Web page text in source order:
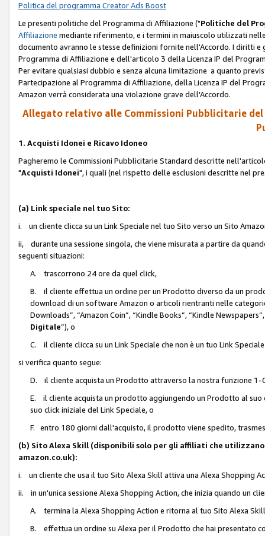
Politica del programma Creator Ads Boost
Le presenti politiche del Programma di Affiliazione ("Politiche del
Affiliazione mediante riferimento, e i termini in maiuscolo utilizzati
documento avranno le stesse definizioni fornite nell'Accordo. I diritti
Programma di Affiliazione e dell'articolo 3 della Licenza IP del
Per evitare qualsiasi dubbio e senza alcuna limitazione a quanto
Partecipazione al Programma di Affiliazione, della Licenza IP del
Amazon verrà considerata una violazione grave dell'Accordo.
Allegato relativo alle Commissioni Pubblicitarie
1. Acquisti Idonei e Ricavo Idoneo
Pagheremo le Commissioni Pubblicitarie Standard descritte
"Acquisti Idonei", i quali (nel rispetto delle esclusioni descritte nel
(a) Link speciale nel tuo Sito:
i. un cliente clicca su un Link Speciale nel tuo Sito verso un Sito
ii, durante una sessione singola, che viene misurata a partire da
seguenti situazioni:
A. trascorrono 24 ore da quel click,
B. il cliente effettua un ordine per un Prodotto diverso da un
download di un software Amazon o articoli rientranti nelle categorie
Downloads”, “Amazon Coin”, “Kindle Books”, “Kindle
Digitale”), o
C. il cliente clicca su un Link Speciale che non è un tuo Link
si verifica quanto segue:
D. il cliente acquista un Prodotto attraverso la nostra funzione 1-
E. il cliente acquista un prodotto aggiungendo un Prodotto al
suo click iniziale del Link Speciale, o
F. entro 180 giorni dall'acquisto, il prodotto viene spedito,
(b) Sito Alexa Skill (disponibili solo per gli affiliati che
amazon.co.uk):
i. un cliente che usa il tuo Sito Alexa Skill attiva una Alexa Shopping
ii. in un'unica sessione Alexa Shopping Action, che inizia quando un
A. termina la Alexa Shopping Action e ritorna al tuo Sito Alexa
B. effettua un ordine su Alexa per il Prodotto che hai presentato